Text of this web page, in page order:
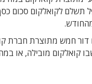
תשלם לקואלקום סכום
חמש מתוצרת חברת
קואלקום מובילה, או